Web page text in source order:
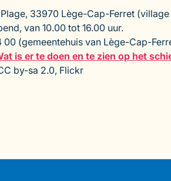
33970 Lège-Cap-Ferret (village
van 10.00 tot 16.00 uur.
(gemeentehuis van Lège-Cap-
is er te doen en te zien op het
by-sa 2.0, Flickr